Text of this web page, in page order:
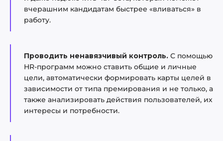
вчерашним кандидатам быстрее «вливаться» в
работу.
Проводить ненавязчивый контроль. С помощью
HR-программ можно ставить общие и личные
цели, автоматически формировать карты целей в
зависимости от типа премирования и не только, а
также анализировать действия пользователей, их
интересы и потребности.